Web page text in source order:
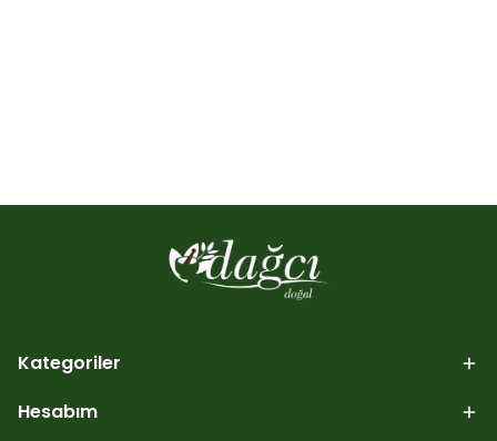
Kategoriler
Hesabım